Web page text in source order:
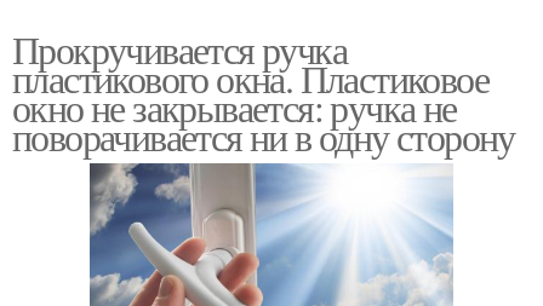
Прокручивается ручка
пластикового окна. Пластиковое
окно не закрывается: ручка не
поворачивается ни в одну сторону